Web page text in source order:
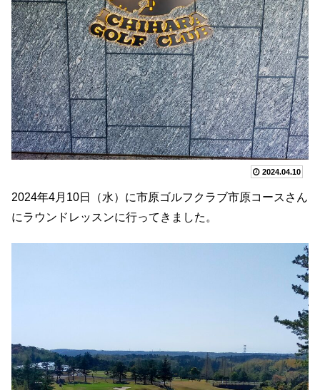
2024.04.10
2024年4月10日（水）に市原ゴルフクラブ市原コースさん
にラウンドレッスンに行ってきました。